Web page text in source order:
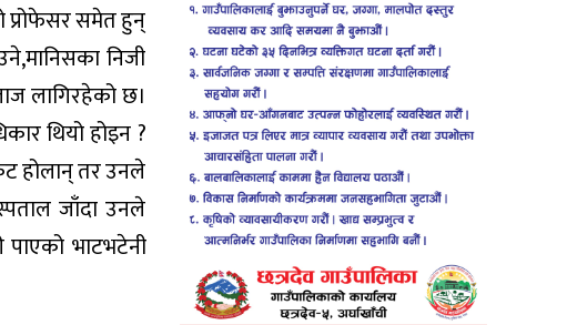
प्रोफेसर समेत हुन्
निजी
लागिरहेको छ।
थियो होइन ?
होलान् तर उनले
जाँदा उनले
भाटभटेनी